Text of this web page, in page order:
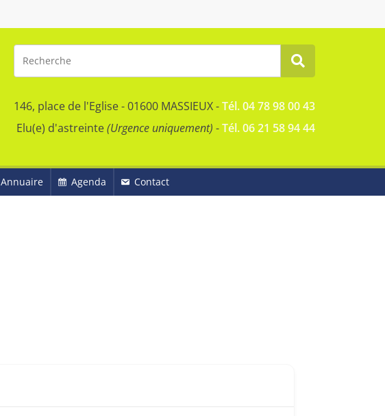
146, place de l'Eglise - 01600 MASSIEUX -Tél. 04 78 98 00 43
Elu(e) d'astreinte(Urgence uniquement) -Tél. 06 21 58 94 44
Annuaire Agenda Contact